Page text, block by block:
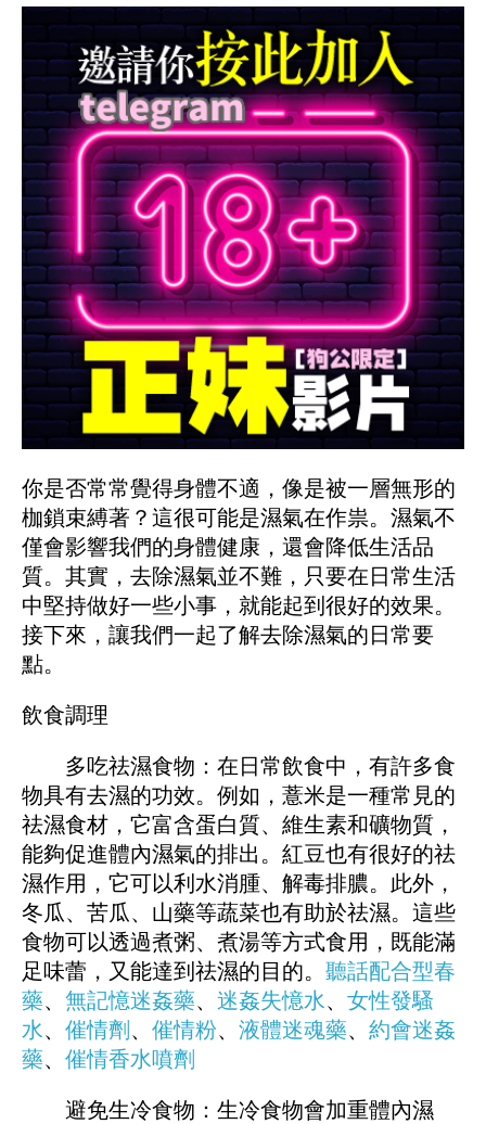
你是否常常覺得身體不適，像是被一層無形的
枷鎖束縛著？這很可能是濕氣在作祟。濕氣不
僅會影響我們的身體健康，還會降低生活品
質。其實，去除濕氣並不難，只要在日常生活
中堅持做好一些小事，就能起到很好的效果。
接下來，讓我們一起了解去除濕氣的日常要
點。
飲食調理
多吃祛濕食物：在日常飲食中，有許多食
物具有去濕的功效。例如，薏米是一種常見的
祛濕食材，它富含蛋白質、維生素和礦物質，
能夠促進體內濕氣的排出。紅豆也有很好的祛
濕作用，它可以利水消腫、解毒排膿。此外，
冬瓜、苦瓜、山藥等蔬菜也有助於祛濕。這些
食物可以透過煮粥、煮湯等方式食用，既能滿
足味蕾，又能達到祛濕的目的。 聽話配合型春
藥、 無記憶迷姦藥、 迷姦失憶水、 女性發騷
水、 催情劑 、 催情粉、 液體迷魂藥、 約會迷姦
藥、 催情香水噴劑
避免生冷食物：生冷食物會加重體內濕